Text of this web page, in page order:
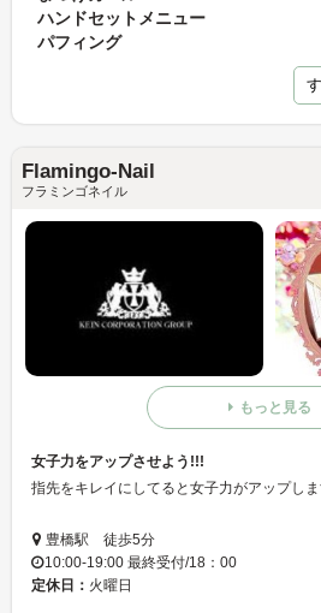
ハンドセットメニュー
パフィング
Flamingo-Nail
フラミンゴネイル
もっと見る
女子力をアップさせよう!!!
豊橋駅 徒歩5分
10:00-19:00 最終受付/18：00
定休日： 火曜日